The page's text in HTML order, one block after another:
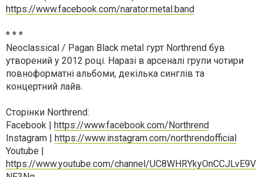
https://www.facebook.com/narator.metal.band
* * *
Neoclassical / Pagan Black metal гурт Northrend був
утворений у 2012 році. Наразі в арсеналі групи чотири
повноформатні альбоми, декілька синглів та
концертний лайв.
Сторінки Northrend:
Facebook |
https://www.facebook.com/Northrend
Instagram |
https://www.instagram.com/northrendofficial
Youtube |
https://www.youtube.com/channel/UC8WHRYkyOnCCJLvE9V